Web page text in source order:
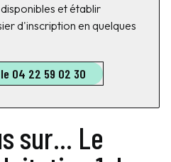
et établir
d'inscription en quelques
04 22 59 02 30
sur... Le